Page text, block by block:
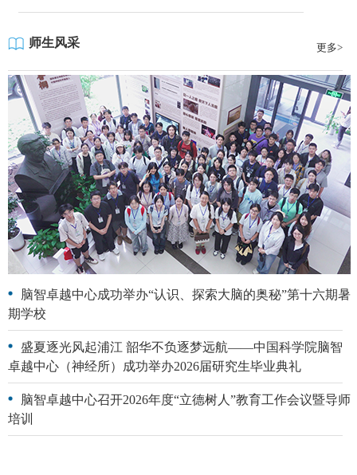
师生风采 更多>
脑智卓越中心成功举办“认识、探索大脑的奥秘”第十六期暑
期学校
盛夏逐光风起浦江 韶华不负逐梦远航——中国科学院脑智
卓越中心（神经所）成功举办2026届研究生毕业典礼
脑智卓越中心召开2026年度“立德树人”教育工作会议暨导师
培训